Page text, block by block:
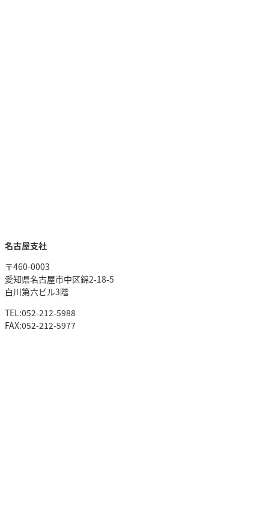
名古屋支社
〒460-0003
愛知県名古屋市中区錦2-18-5
白川第六ビル3階
TEL:052-212-5988
FAX:052-212-5977